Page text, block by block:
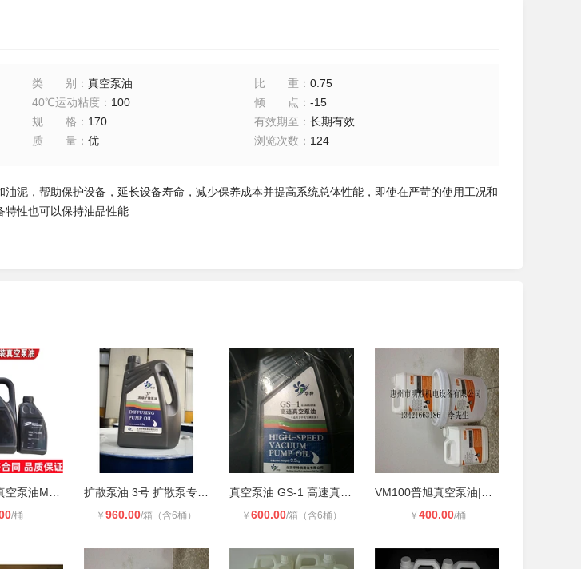
类别 ： 真空泵油 比重 ：0.75
40℃运动粘度 ： 100 倾点 ：-15
规格 ： 170 有效期至 ：长期有效
质量： 优 浏览次数 ： 124
泥，帮助保护设备，延长设备寿命，减少保养成本并提高系统总体性能，即使在严苛的使用工况和
特性也可以保持油品性能
/桶 ￥ 960.00/箱（含6桶） ￥ 600.00/箱（含6桶） ￥ 400.00/桶